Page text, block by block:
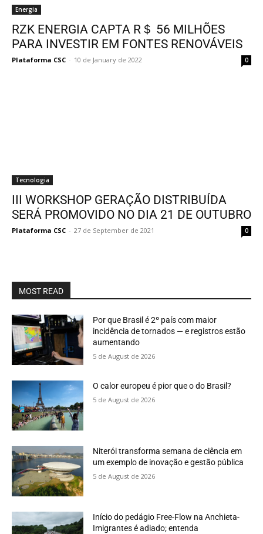
Energia
RZK ENERGIA CAPTA R＄ 56 MILHÕES
PARA INVESTIR EM FONTES RENOVÁVEIS
Plataforma CSC - 10 de January de 2022 0
Tecnologia
III WORKSHOP GERAÇÃO DISTRIBUÍDA
SERÁ PROMOVIDO NO DIA 21 DE OUTUBRO
Plataforma CSC - 27 de September de 2021 0
MOST READ
Por que Brasil é 2º país com maior
incidência de tornados — e registros estão
aumentando
5 de August de 2026
O calor europeu é pior que o do Brasil?
5 de August de 2026
Niterói transforma semana de ciência em
um exemplo de inovação e gestão pública
5 de August de 2026
Início do pedágio Free-Flow na Anchieta-
Imigrantes é adiado; entenda